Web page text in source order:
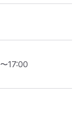
〜17:00